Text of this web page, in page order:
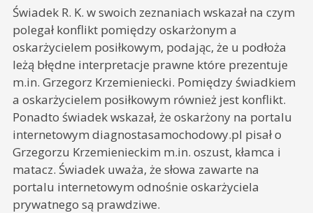
Świadek R. K. w swoich zeznaniach wskazał na czym
polegał konflikt pomiędzy oskarżonym a
oskarżycielem posiłkowym, podając, że u podłoża
leżą błędne interpretacje prawne które prezentuje
m.in. Grzegorz Krzemieniecki. Pomiędzy świadkiem
a oskarżycielem posiłkowym również jest konflikt.
Ponadto świadek wskazał, że oskarżony na portalu
internetowym diagnostasamochodowy.pl pisał o
Grzegorzu Krzemienieckim m.in. oszust, kłamca i
matacz. Świadek uważa, że słowa zawarte na
portalu internetowym odnośnie oskarżyciela
prywatnego są prawdziwe.